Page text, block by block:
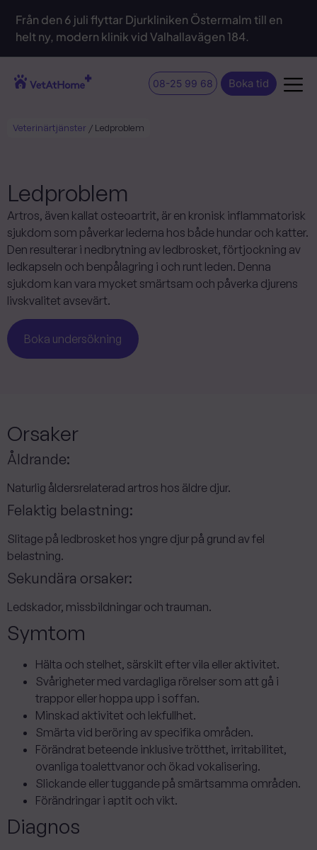
Från den 6 juli flyttar Djurkliniken Östermalm till en
helt ny, modern klinik vid Valhallavägen 184.
08-25 99 68 Boka tid
Veterinärtjänster / Ledproblem
Ledproblem
Artros, även kallat osteoartrit, är en kronisk inflammatorisk
sjukdom som påverkar lederna hos både hundar och katter.
Den resulterar i nedbrytning av ledbrosket, förtjockning av
ledkapseln och benpålagring i och runt leden. Denna
sjukdom kan vara mycket smärtsam och påverka djurens
livskvalitet avsevärt.
Boka undersökning
Orsaker
Åldrande:
Naturlig åldersrelaterad artros hos äldre djur.
Felaktig belastning:
Slitage på ledbrosket hos yngre djur på grund av fel
belastning.
Sekundära orsaker:
Ledskador, missbildningar och trauman.
Symtom
Hälta och stelhet, särskilt efter vila eller aktivitet.
Svårigheter med vardagliga rörelser som att gå i
trappor eller hoppa upp i soffan.
Minskad aktivitet och lekfullhet.
Smärta vid beröring av specifika områden.
Förändrat beteende inklusive trötthet, irritabilitet,
ovanliga toalettvanor och ökad vokalisering.
Slickande eller tuggande på smärtsamma områden.
Förändringar i aptit och vikt.
Diagnos